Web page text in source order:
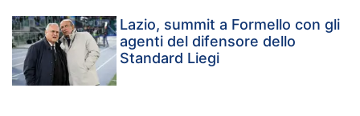
Lazio, summit a Formello con gli
agenti del difensore dello
Standard Liegi